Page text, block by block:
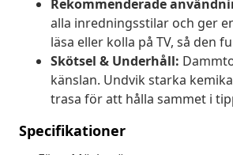
Rekommenderade
alla inredningsstilar och ger
läsa eller kolla på TV, så den
Skötsel & Underhåll:
känslan. Undvik starka
trasa för att hålla sammet i
Specifikationer